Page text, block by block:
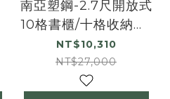
南亞塑鋼-2.7尺開放式
10格書櫃/十格收納櫃/
展示櫃/置物櫃
NT$10,310
NT$27,000